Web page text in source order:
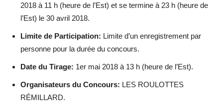
2018 à 11 h (heure de l’Est) et se termine à 23 h (heure de
l’Est) le 30 avril 2018.
Limite de Participation: Limite d’un enregistrement par
personne pour la durée du concours.
Date du Tirage: 1er mai 2018 à 13 h (heure de l’Est).
Organisateurs du Concours: LES ROULOTTES
RÉMILLARD.